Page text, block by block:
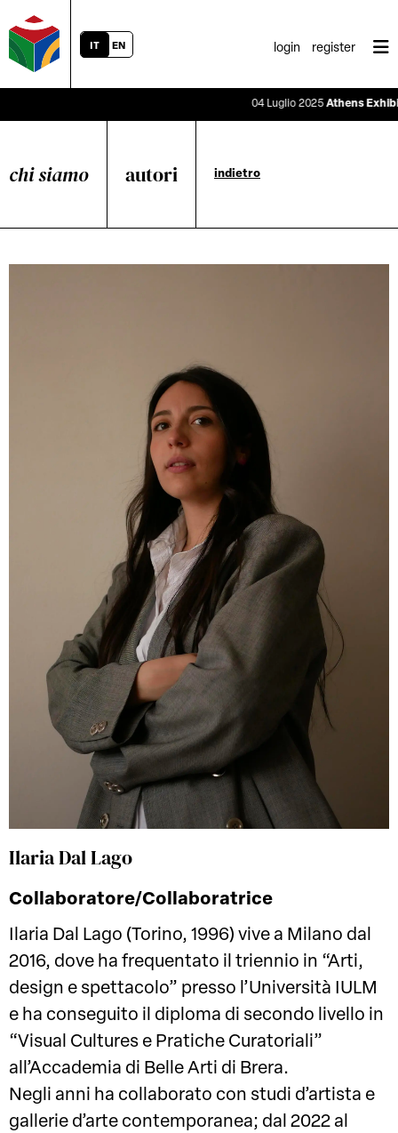
IT EN login register
04 Luglio 2025Athens
chi siamo autori indietro
Ilaria Dal Lago
Collaboratore/Collaboratrice
Ilaria Dal Lago (Torino, 1996) vive a Milano dal
2016, dove ha frequentato il triennio in “Arti,
design e spettacolo” presso l’Università IULM
e ha conseguito il diploma di secondo livello in
“Visual Cultures e Pratiche Curatoriali”
all’Accademia di Belle Arti di Brera.
Negli anni ha collaborato con studi d’artista e
gallerie d’arte contemporanea; dal 2022 al